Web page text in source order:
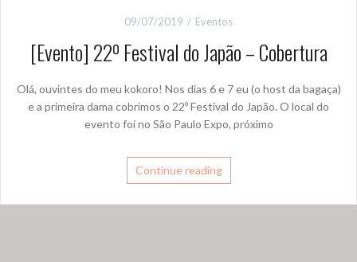
09/07/2019 Eventos
[Evento] 22º Festival do Japão – Cobertura
Olá, ouvintes do meu kokoro! Nos dias 6 e 7 eu (o host da bagaça)
e a primeira dama cobrimos o 22º Festival do Japão. O local do
evento foi no São Paulo Expo, próximo
Continue reading